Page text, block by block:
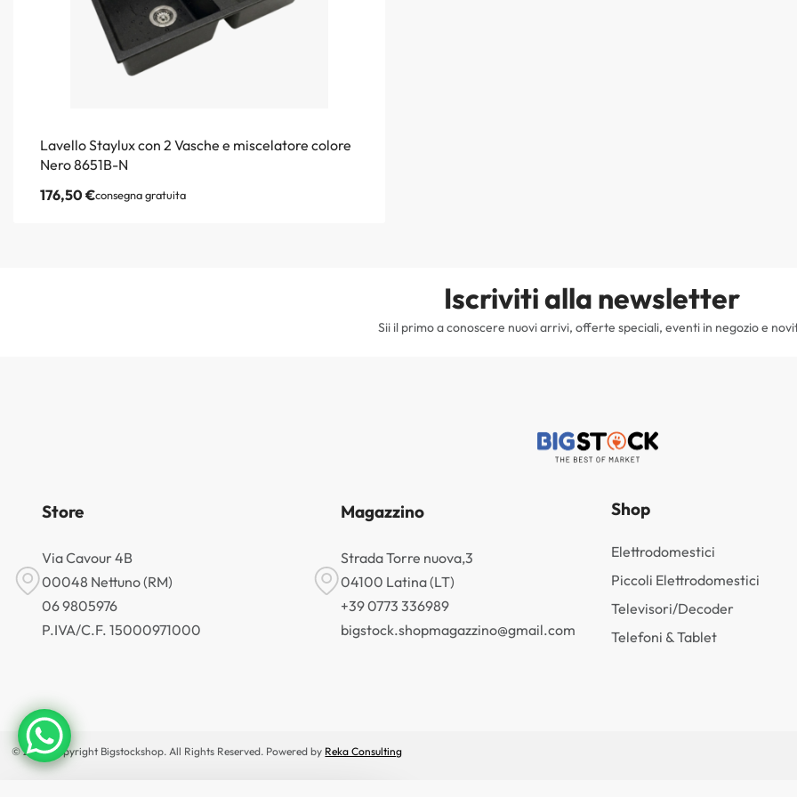
Lavello Staylux con 2 Vasche e miscelatore colore
Nero 8651B-N
176,50€consegna gratuita
Iscriviti alla newsletter
Sii il primo a conoscere nuovi arrivi, offerte speciali, eventi in negozio e
Store
Via Cavour 4B
00048 Nettuno (RM)
06 9805976
P.IVA/C.F. 15000971000
Magazzino
Strada Torre nuova,3
04100 Latina (LT)
+39 0773 336989
bigstock.shopmagazzino@gmail.com
Shop
Elettrodomestici
Piccoli Elettrodomestici
Televisori/Decoder
Telefoni & Tablet
© 2026 Copyright Bigstockshop. All Rights Reserved. Powered by Reka Consulting